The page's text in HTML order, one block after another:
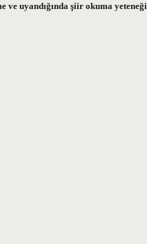
uyandığında şiir okuma